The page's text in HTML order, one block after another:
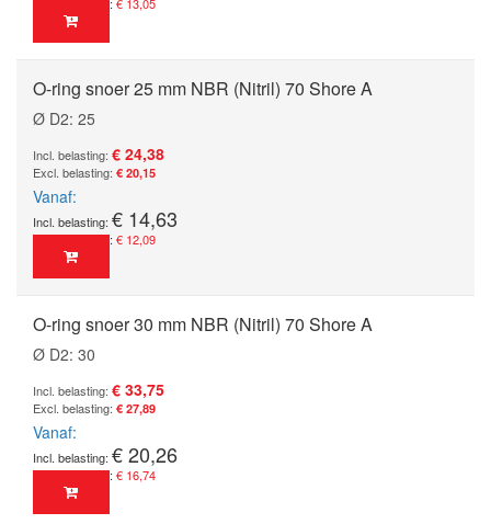
O-ring snoer 25 mm NBR (Nitril) 70 Shore A
Ø D2: 25
€ 24,38
€ 20,15
Vanaf
€ 14,63
€ 12,09
O-ring snoer 30 mm NBR (Nitril) 70 Shore A
Ø D2: 30
€ 33,75
€ 27,89
Vanaf
€ 20,26
€ 16,74